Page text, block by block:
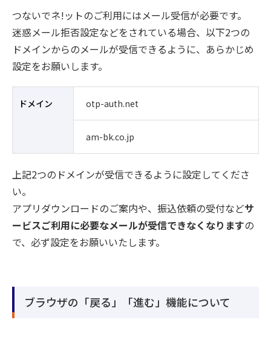
つないでネ!ットのご利用にはメール受信が必要です。
迷惑メール拒否設定などをされている場合、以下2つの
ドメインからのメールが受信できるように、あらかじめ
設定をお願いします。
ドメイン otp-auth.net
am-bk.co.jp
上記2つのドメインが受信できるように設定してくださ
い。
アプリダウンロードのご案内や、振込依頼の受付などサ
ービスご利用に必要なメールが受信できなくなりますの
で、必ず設定をお願いいたします。
ブラウザの「戻る」「進む」機能について